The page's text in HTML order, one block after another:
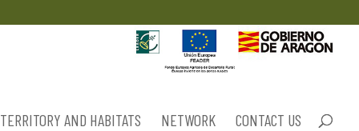
TERRITORY AND HABITATS NETWORK CONTACT US